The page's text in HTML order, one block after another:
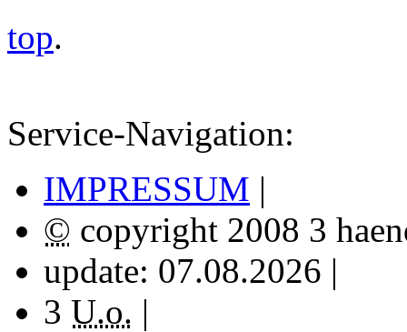
top.
Service-Navigation:
IMPRESSUM |
© copyright 2008 3
update: 07.08.2026 |
3 U.o. |